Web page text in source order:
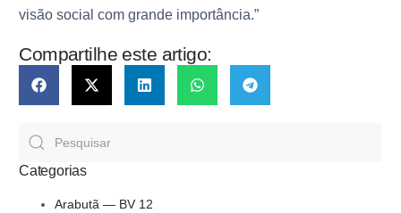
visão social com grande importância.”
Compartilhe este artigo:
Categorias
Arabutã — BV 12